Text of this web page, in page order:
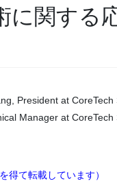
に関する
President at
Manager at
得て転載しています）